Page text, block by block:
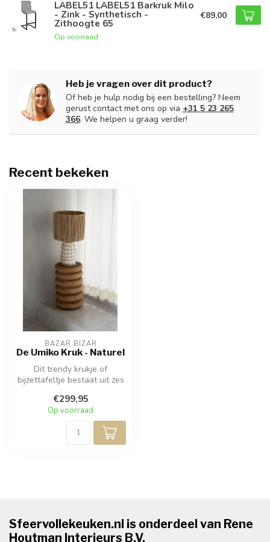
LABEL51 LABEL51 Barkruk Milo
- Zink - Synthetisch -
Zithoogte 65
Op voorraad
€89,00
Heb je vragen over dit product?
Of heb je hulp nodig bij een bestelling? Neem
gerust contact met ons op via +31 5 23 265
366. We helpen u graag verder!
Recent bekeken
BAZAR BIZAR
De Umiko Kruk - Naturel
Dit trendy krukje of
bijzettafeltje bestaat uit zes
di...
€299,95
Op voorraad
Sfeervollekeuken.nl is onderdeel van Rene
Houtman Interieurs B.V.